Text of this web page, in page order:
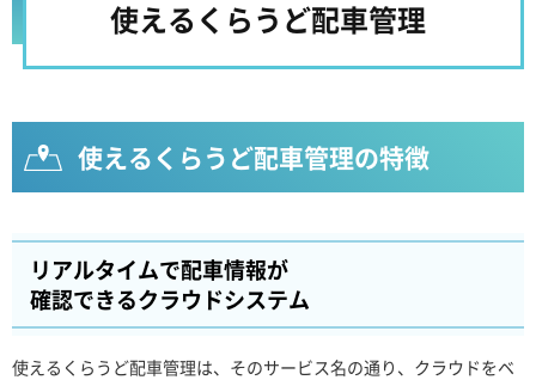
使えるくらうど配車管理
使えるくらうど配車管理の特徴
リアルタイムで配車情報が
確認できるクラウドシステム
使えるくらうど配車管理は、そのサービス名の通り、クラウドをベ